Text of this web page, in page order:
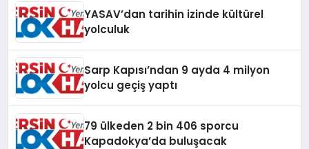
YASAV’dan tarihin izinde kültürel
yolculuk
Sarp Kapısı’ndan 9 ayda 4 milyon
yolcu geçiş yaptı
79 ülkeden 2 bin 406 sporcu
Kapadokya’da buluşacak